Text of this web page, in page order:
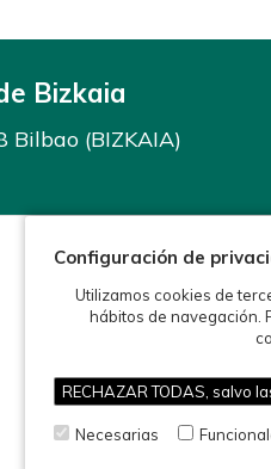
Bizkaia
Bilbao (BIZKAIA)
Configuración de
Utilizamos cookies de
hábitos de navegación.
RECHAZAR TODAS, salvo
Necesarias